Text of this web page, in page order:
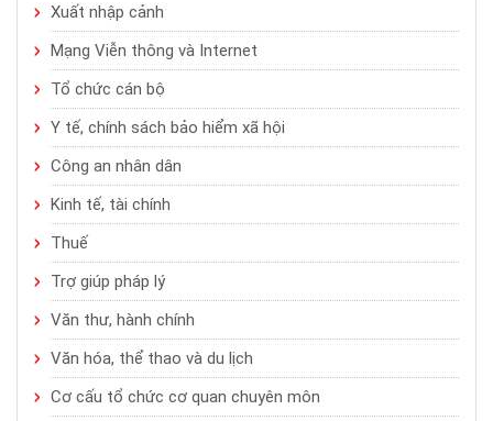
Xuất nhập cảnh
Mạng Viễn thông và Internet
Tổ chức cán bộ
Y tế, chính sách bảo hiểm xã hội
Công an nhân dân
Kinh tế, tài chính
Thuế
Trợ giúp pháp lý
Văn thư, hành chính
Văn hóa, thể thao và du lịch
Cơ cấu tổ chức cơ quan chuyên môn